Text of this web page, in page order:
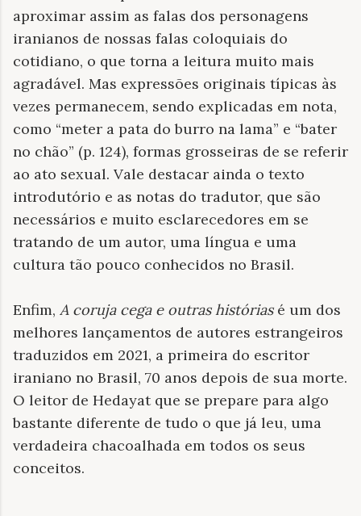
aproximar assim as falas dos personagens
iranianos de nossas falas coloquiais do
cotidiano, o que torna a leitura muito mais
agradável. Mas expressões originais típicas às
vezes permanecem, sendo explicadas em nota,
como “meter a pata do burro na lama” e “bater
no chão” (p. 124), formas grosseiras de se referir
ao ato sexual. Vale destacar ainda o texto
introdutório e as notas do tradutor, que são
necessários e muito esclarecedores em se
tratando de um autor, uma língua e uma
cultura tão pouco conhecidos no Brasil.
Enfim, A coruja cega e outras históriasé um dos
melhores lançamentos de autores estrangeiros
traduzidos em 2021, a primeira do escritor
iraniano no Brasil, 70 anos depois de sua morte.
O leitor de Hedayat que se prepare para algo
bastante diferente de tudo o que já leu, uma
verdadeira chacoalhada em todos os seus
conceitos.